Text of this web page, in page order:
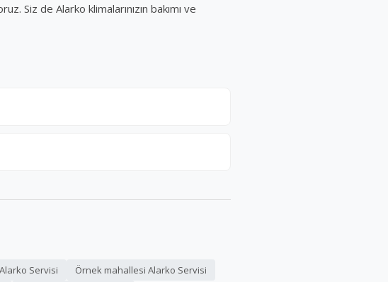
Siz de Alarko klimalarınızın bakımı ve
Servisi
Örnek mahallesi Alarko Servisi